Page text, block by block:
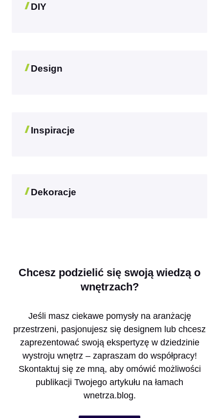
DIY
Design
Inspiracje
Dekoracje
Chcesz podzielić się swoją wiedzą o
wnętrzach?
Jeśli masz ciekawe pomysły na aranżację
przestrzeni, pasjonujesz się designem lub chcesz
zaprezentować swoją ekspertyzę w dziedzinie
wystroju wnętrz – zapraszam do współpracy!
Skontaktuj się ze mną, aby omówić możliwości
publikacji Twojego artykułu na łamach
wnetrza.blog.